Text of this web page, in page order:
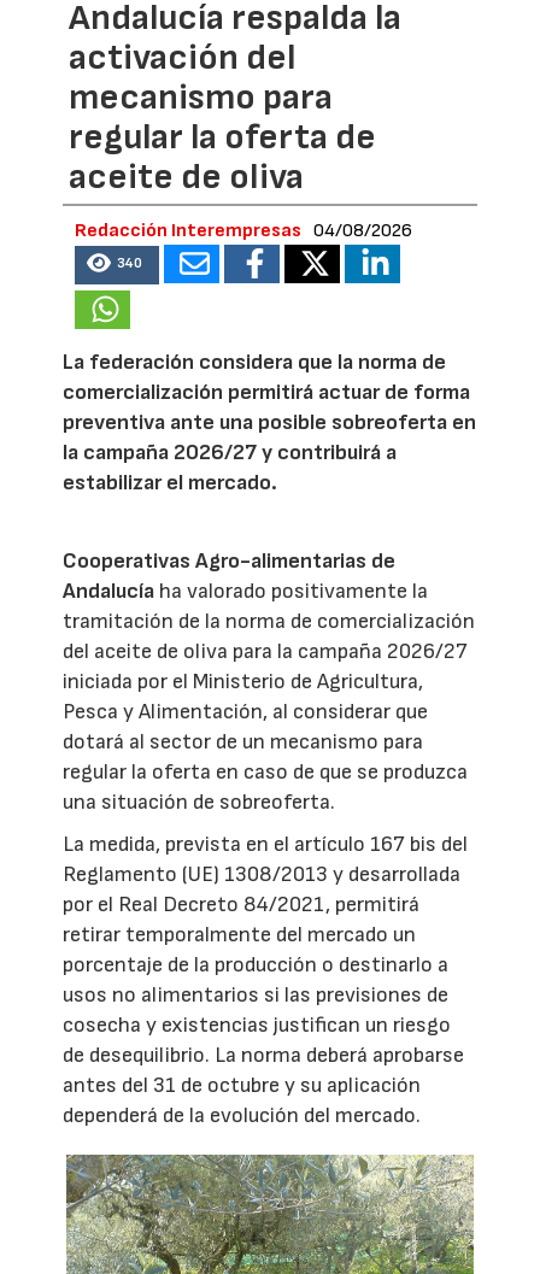
Andalucía respalda la
activación del
mecanismo para
regular la oferta de
aceite de oliva
Redacción Interempresas 04/08/2026
340
La federación considera que la norma de
comercialización permitirá actuar de forma
preventiva ante una posible sobreoferta en
la campaña 2026/27 y contribuirá a
estabilizar el mercado.
Cooperativas Agro-alimentarias de
Andalucía ha valorado positivamente la
tramitación de la norma de comercialización
del aceite de oliva para la campaña 2026/27
iniciada por el Ministerio de Agricultura,
Pesca y Alimentación, al considerar que
dotará al sector de un mecanismo para
regular la oferta en caso de que se produzca
una situación de sobreoferta.
La medida, prevista en el artículo 167 bis del
Reglamento (UE) 1308/2013 y desarrollada
por el Real Decreto 84/2021, permitirá
retirar temporalmente del mercado un
porcentaje de la producción o destinarlo a
usos no alimentarios si las previsiones de
cosecha y existencias justifican un riesgo
de desequilibrio. La norma deberá aprobarse
antes del 31 de octubre y su aplicación
dependerá de la evolución del mercado.